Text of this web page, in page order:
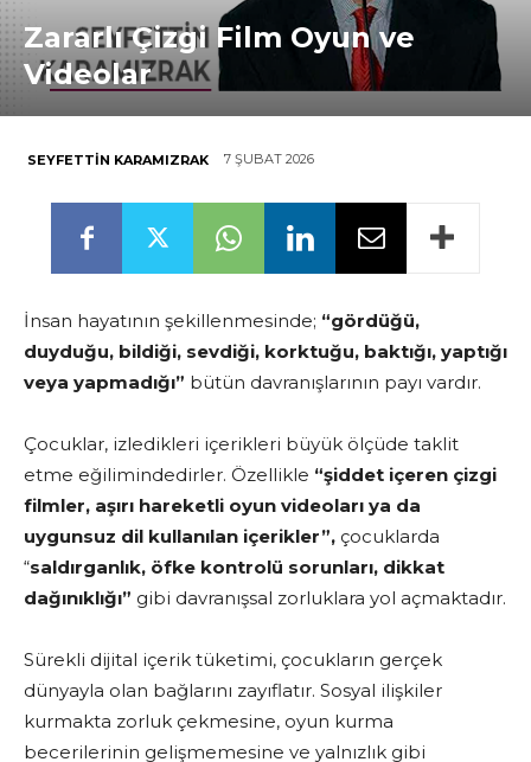
Zararlı Çizgi Film Oyun ve
Videolar
SEYFETTIN KARAMIZRAK 7 ŞUBAT 2026
İnsan hayatının şekillenmesinde; “gördüğü,
duyduğu, bildiği, sevdiği, korktuğu, baktığı, yaptığı
veya yapmadığı” bütün davranışlarının payı vardır.
Çocuklar, izledikleri içerikleri büyük ölçüde taklit
etme eğilimindedirler. Özellikle “şiddet içeren çizgi
filmler, aşırı hareketli oyun videoları ya da
uygunsuz dil kullanılan içerikler”, çocuklarda
“saldırganlık, öfke kontrolü sorunları, dikkat
dağınıklığı” gibi davranışsal zorluklara yol açmaktadır.
Sürekli dijital içerik tüketimi, çocukların gerçek
dünyayla olan bağlarını zayıflatır. Sosyal ilişkiler
kurmakta zorluk çekmesine, oyun kurma
becerilerinin gelişmemesine ve yalnızlık gibi